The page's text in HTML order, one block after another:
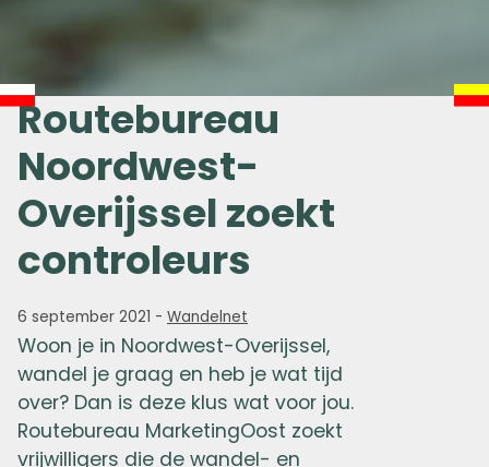
Routebureau
Noordwest-
Overijssel zoekt
controleurs
6 september 2021 - Wandelnet
Woon je in Noordwest-Overijssel,
wandel je graag en heb je wat tijd
over? Dan is deze klus wat voor jou.
Routebureau MarketingOost zoekt
vrijwilligers die de wandel- en